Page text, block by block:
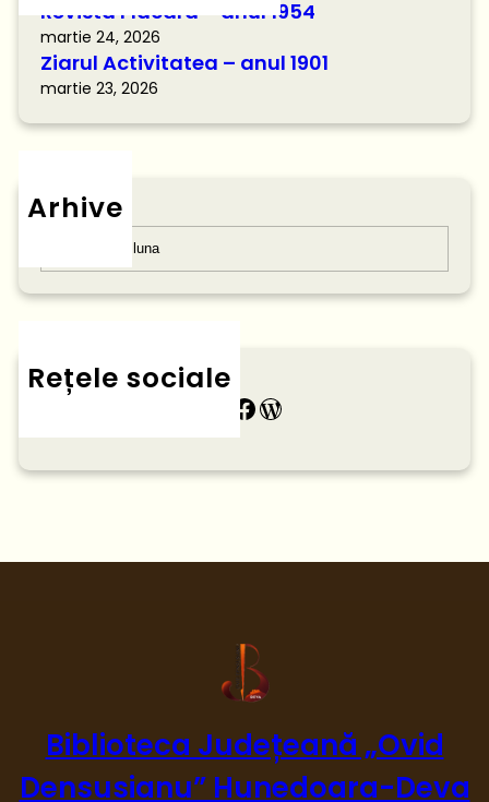
Revista Flacăra – anul 1954
martie 24, 2026
Ziarul Activitatea – anul 1901
martie 23, 2026
Arhive
Arhive
Rețele sociale
Facebook Blog
Biblioteca Județeană „Ovid
Densusianu” Hunedoara-Deva